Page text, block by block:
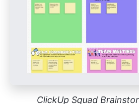
ClickUp Squad